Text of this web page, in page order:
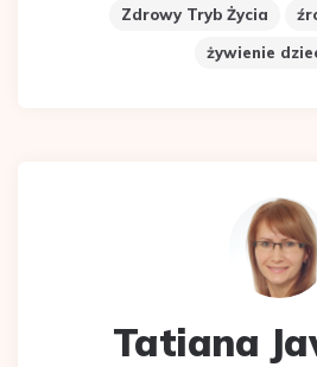
Zdrowy Tryb Życia
żywienie
Tatiana